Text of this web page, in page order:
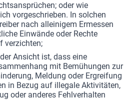
oder wie
vorgeschrieben. In solchen
nach alleinigem Ermessen
Einwände oder Rechte
verzichten;
Ansicht ist, dass eine
mit Bemühungen zur
Meldung oder Ergreifung
in Bezug auf illegale Aktivitäten,
oder anderes Fehlverhalten